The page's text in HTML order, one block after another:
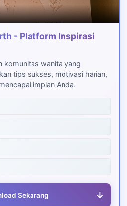
- Platform Inspirasi
komunitas wanita yang
tips sukses, motivasi harian,
impian Anda.
Sekarang ↓